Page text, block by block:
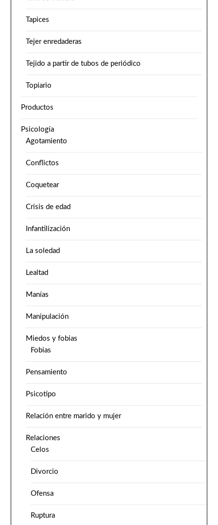
Tapices
Tejer enredaderas
Tejido a partir de tubos de periódico
Topiario
Productos
Psicología
Agotamiento
Conflictos
Coquetear
Crisis de edad
Infantilización
La soledad
Lealtad
Manías
Manipulación
Miedos y fobias
Fobias
Pensamiento
Psicotipo
Relación entre marido y mujer
Relaciones
Celos
Divorcio
Ofensa
Ruptura